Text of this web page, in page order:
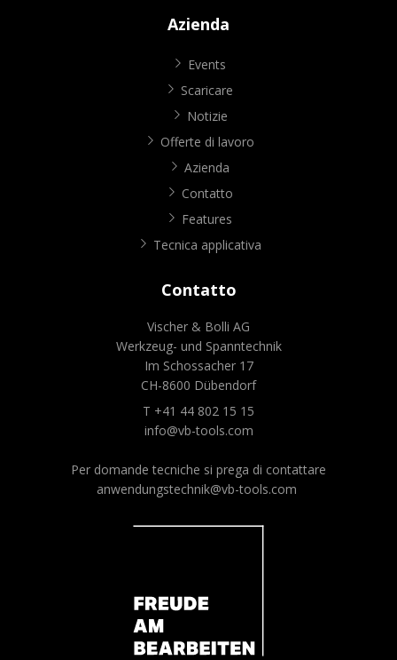
Azienda
Events
Scaricare
Notizie
Offerte di lavoro
Azienda
Contatto
Features
Tecnica applicativa
Contatto
Vischer & Bolli AG
Werkzeug- und Spanntechnik
Im Schossacher 17
CH-8600 Dübendorf
T +41 44 802 15 15
info@vb-tools.com
Per domande tecniche si prega di contattare
anwendungstechnik@vb-tools.com